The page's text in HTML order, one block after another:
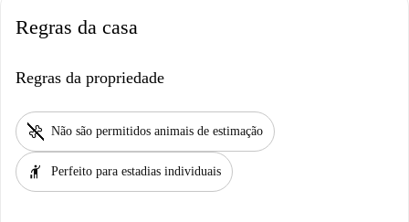
Regras da casa
Regras da propriedade
pet_supplies Não são permitidos animais de estimação
hail Perfeito para estadias individuais